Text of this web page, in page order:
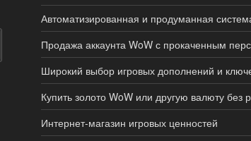
Автоматизированная и продуманная
Продажа аккаунта WoW с прокаченным
Широкий выбор игровых дополнений и
Купить золото WoW или другую валюту без
Интернет-магазин игровых ценностей